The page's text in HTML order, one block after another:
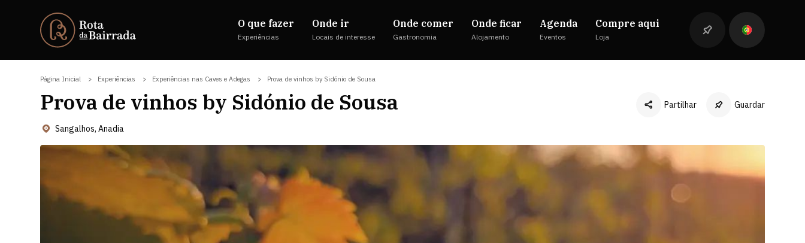
O que fazer
Experiências
Onde ir
Locais de interesse
Onde comer
Gastronomia
Onde ficar
Alojamento
Agenda
Eventos
Compre aqui
Loja
Página Inicial Experiências Experiências nas Caves e Adegas Prova de vinhos by Sidónio de Sousa
Prova de vinhos by Sidónio de Sousa
Sangalhos, Anadia
Partilhar
LinkedIn
Guardar